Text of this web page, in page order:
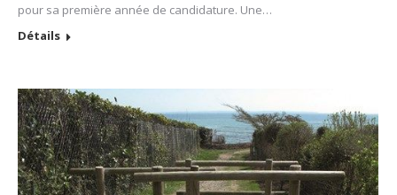
pour sa première année de candidature. Une…
Détails